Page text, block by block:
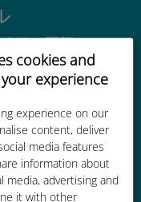
cookies and
experience
experience on our
content, deliver
media features
information about
advertising and
it with other
る、国際
通信です
ンス